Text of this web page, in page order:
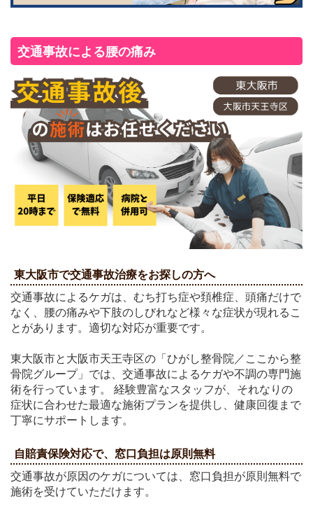
交通事故による腰の痛み
東大阪市で交通事故治療をお探しの方へ
交通事故によるケガは、むち打ち症や頚椎症、頭痛だけで
なく、腰の痛みや下肢のしびれなど様々な症状が現れるこ
とがあります。適切な対応が重要です。
東大阪市と大阪市天王寺区の「ひがし整骨院／ここから整
骨院グループ」では、交通事故によるケガや不調の専門施
術を行っています。 経験豊富なスタッフが、それなりの
症状に合わせた最適な施術プランを提供し、健康回復まで
丁寧にサポートします。
自賠責保険対応で、窓口負担は原則無料
交通事故が原因のケガについては、窓口負担が原則無料で
施術を受けていただけます。